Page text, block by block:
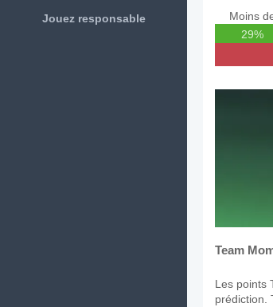
Jouez responsable
Moins
29%
Team
Les points
prédiction.